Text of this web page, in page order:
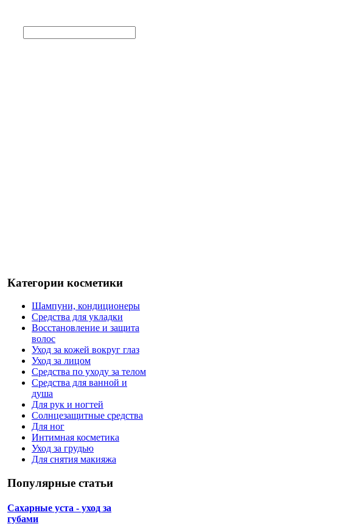
Категории косметики
Шампуни, кондиционеры
Средства для укладки
Восстановление и защита
волос
Уход за кожей вокруг глаз
Уход за лицом
Средства по уходу за телом
Средства для ванной и
душа
Для рук и ногтей
Солнцезащитные средства
Для ног
Интимная косметика
Уход за грудью
Для снятия макияжа
Популярные статьи
Сахарные уста - уход за
губами